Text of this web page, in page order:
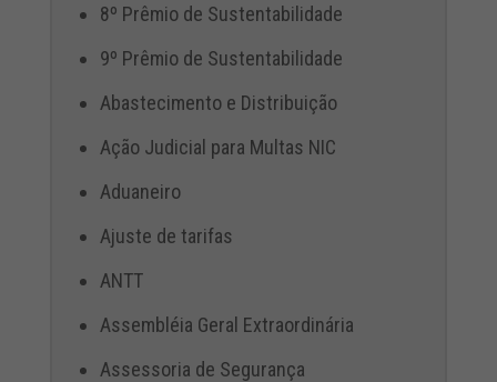
8º Prêmio de Sustentabilidade
9º Prêmio de Sustentabilidade
Abastecimento e Distribuição
Ação Judicial para Multas NIC
Aduaneiro
Ajuste de tarifas
ANTT
Assembléia Geral Extraordinária
Assessoria de Segurança